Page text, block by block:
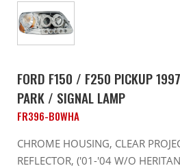
FORD F150 / F250 PICKUP
PARK / SIGNAL LAMP
FR396-B0WHA
CHROME HOUSING, CLEAR
REFLECTOR, ('01-'04 W/O